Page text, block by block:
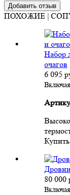
ПОХОЖИЕ |
Набор
очагов
6 095
80 000